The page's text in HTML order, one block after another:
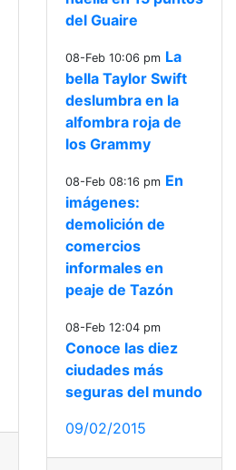
del Guaire
08-Feb 10:06 pm La
bella Taylor Swift
deslumbra en la
alfombra roja de
los Grammy
08-Feb 08:16 pm En
imágenes:
demolición de
comercios
informales en
peaje de Tazón
08-Feb 12:04 pm
Conoce las diez
ciudades más
seguras del mundo
09/02/2015